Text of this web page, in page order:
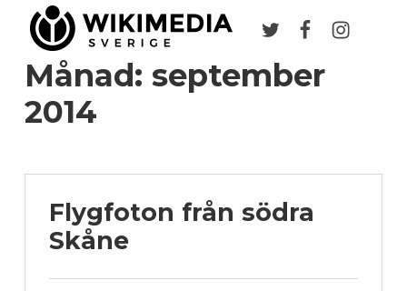
Månad: september
2014
Flygfoton från södra
Skåne